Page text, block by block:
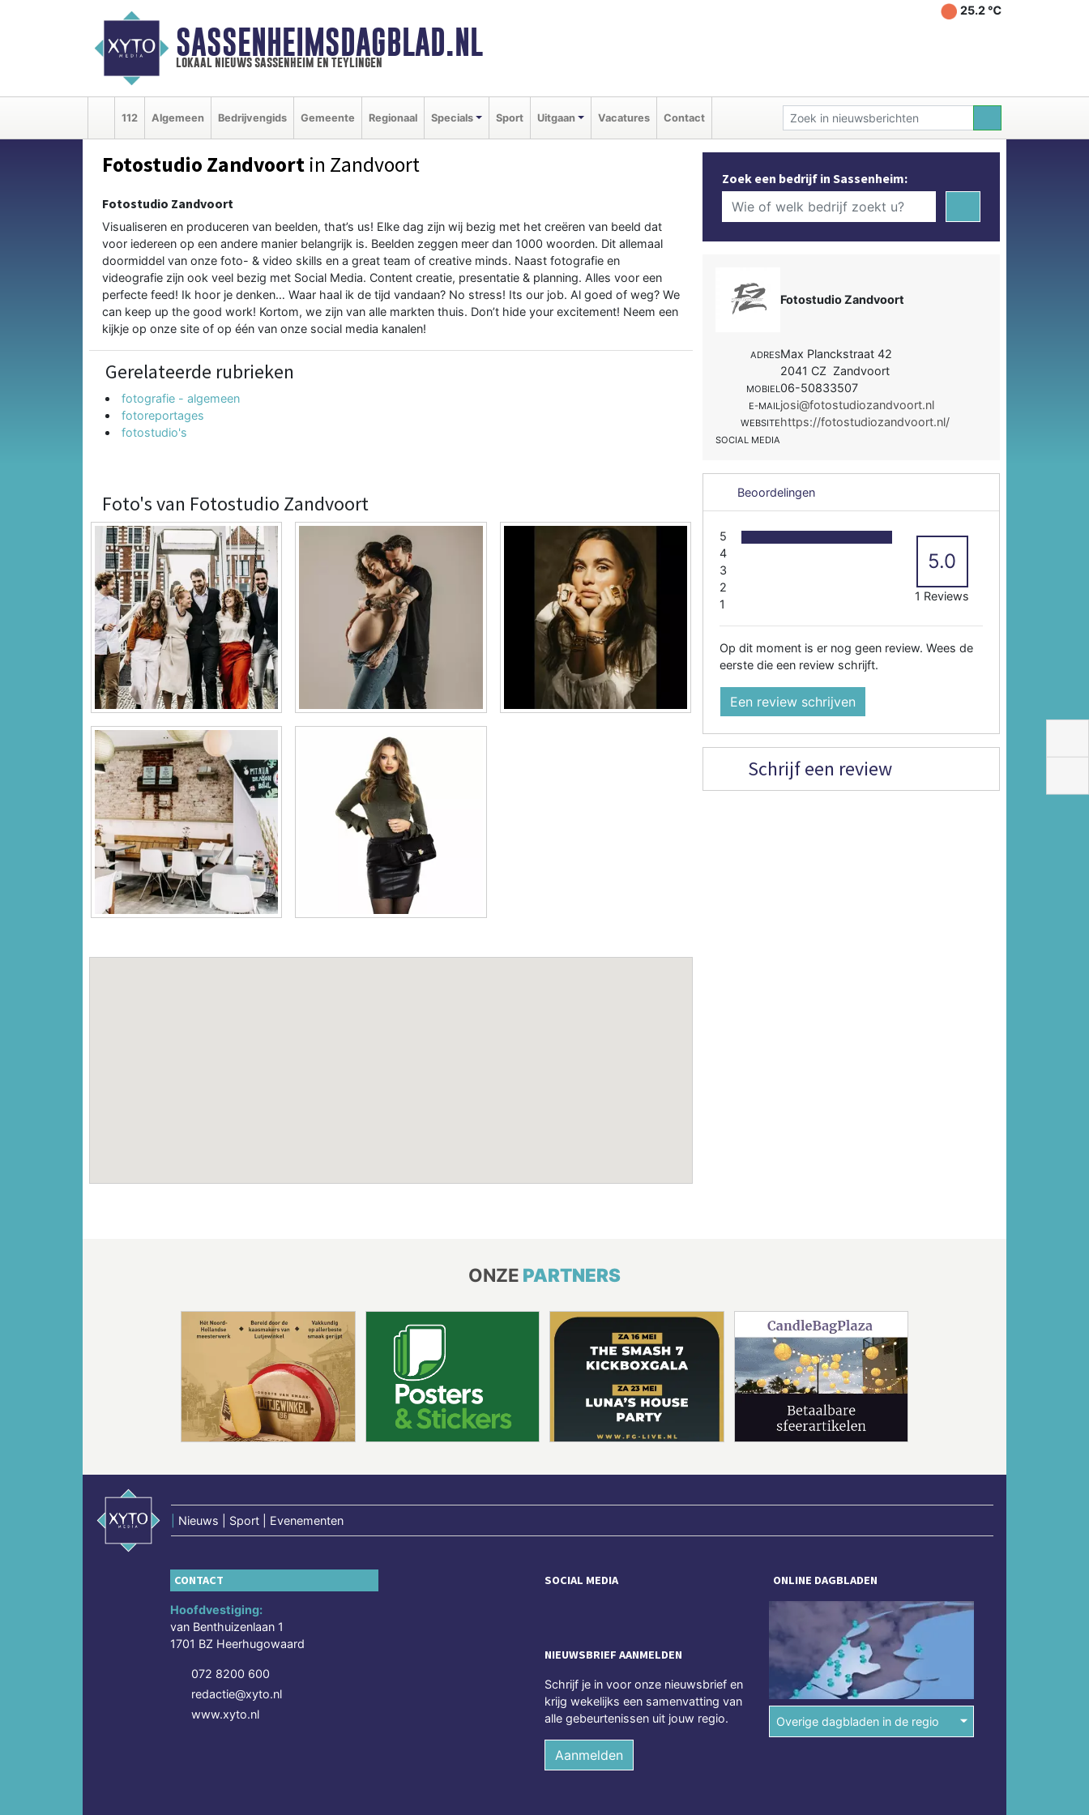
SASSENHEIMSDAGBLAD.NL
lokaal nieuws sassenheim en teylingen
25.2 ℃
112 Algemeen Bedrijvengids Gemeente Regionaal Specials Sport Uitgaan Vacatures Contact
Fotostudio Zandvoort in Zandvoort
Fotostudio Zandvoort
Visualiseren en produceren van beelden, that’s us! Elke dag zijn wij bezig met het creëren van beeld dat
voor iedereen op een andere manier belangrijk is. Beelden zeggen meer dan 1000 woorden. Dit allemaal
doormiddel van onze foto- & video skills en a great team of creative minds. Naast fotografie en
videografie zijn ook veel bezig met Social Media. Content creatie, presentatie & planning. Alles voor een
perfecte feed! Ik hoor je denken… Waar haal ik de tijd vandaan? No stress! Its our job. Al goed of weg? We
can keep up the good work! Kortom, we zijn van alle markten thuis. Don’t hide your excitement! Neem een
kijkje op onze site of op één van onze social media kanalen!
Gerelateerde rubrieken
fotografie - algemeen
fotoreportages
fotostudio's
Foto's van Fotostudio Zandvoort
Zoek een bedrijf in Sassenheim:
Fotostudio Zandvoort
ADRESMax Planckstraat 42
2041 CZ Zandvoort
MOBIEL06-50833507
E-MAILjosi@fotostudiozandvoort.nl
WEBSITEhttps://fotostudiozandvoort.nl/
SOCIAL MEDIA
Beoordelingen
5
4
3
2
1
5.0
1 Reviews
Op dit moment is er nog geen review. Wees de
eerste die een review schrijft.
Een review schrijven
Schrijf een review
ONZE PARTNERS
Nieuws | Sport | Evenementen
CONTACT
Hoofdvestiging:
van Benthuizenlaan 1
1701 BZ Heerhugowaard
072 8200 600
redactie@xyto.nl
www.xyto.nl
SOCIAL MEDIA
NIEUWSBRIEF AANMELDEN
Schrijf je in voor onze nieuwsbrief en
krijg wekelijks een samenvatting van
alle gebeurtenissen uit jouw regio.
Aanmelden
ONLINE DAGBLADEN
Overige dagbladen in de regio